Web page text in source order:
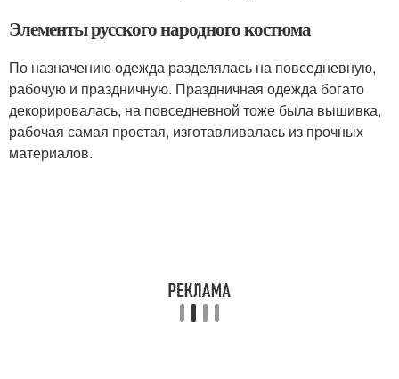
Элементы русского народного костюма
По назначению одежда разделялась на повседневную,
рабочую и праздничную. Праздничная одежда богато
декорировалась, на повседневной тоже была вышивка,
рабочая самая простая, изготавливалась из прочных
материалов.